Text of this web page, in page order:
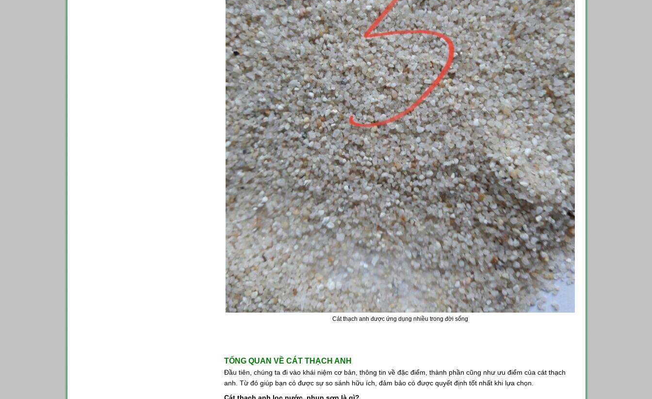
Cát thạch anh được ứng dụng nhiều trong đời sống
TỔNG QUAN VỀ CÁT THẠCH ANH
Đầu tiên, chúng ta đi vào khái niệm cơ bản, thông tin về đặc điểm, thành phần cũng như ưu điểm của cát thạch
anh. Từ đó giúp bạn có được sự so sánh hữu ích, đảm bảo có được quyết định tốt nhất khi lựa chọn.